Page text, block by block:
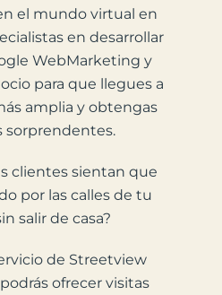
el mundo virtual en
en desarrollar
WebMarketing y
para que llegues a
amplia y obtengas
sorprendentes.
clientes sientan que
por las calles de tu
salir de casa?
de Streetview
ofrecer visitas